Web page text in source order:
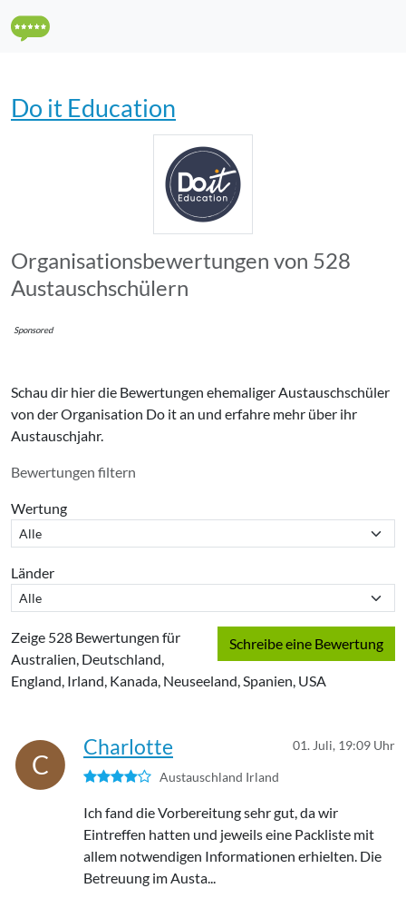
Do it Education
Organisations­bewertungen von 528
Austauschschülern
Sponsored
Schau dir hier die Bewertungen ehemaliger Austauschschüler
von der Organisation Do it an und erfahre mehr über ihr
Austauschjahr.
Bewertungen filtern
Wertung
Länder
Schreibe eine Bewertung
Zeige 528 Bewertungen für
Australien, Deutschland,
England, Irland, Kanada, Neuseeland, Spanien, USA
C
01. Juli, 19:09 Uhr
Charlotte
Austauschland Irland
Ich fand die Vorbereitung sehr gut, da wir
Eintreffen hatten und jeweils eine Packliste mit
allem notwendigen Informationen erhielten. Die
Betreuung im Austa...